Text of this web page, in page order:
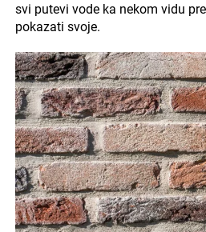
svi putevi vode ka nekom vidu
pokazati svoje.